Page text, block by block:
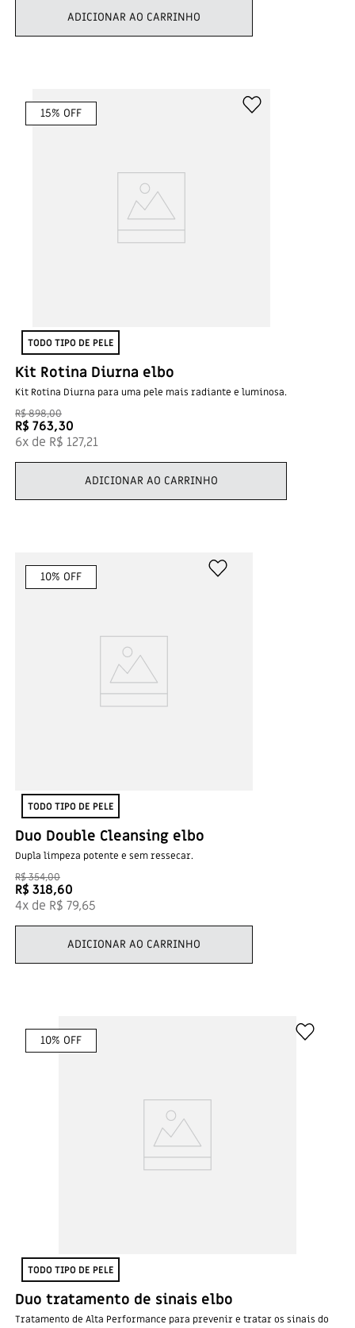
ADICIONAR AO CARRINHO
15% OFF
TODO TIPO DE PELE
Kit Rotina Diurna elbo
Kit Rotina Diurna para uma pele mais radiante e luminosa.
R$898,00
R$ 763,30
6x de R$ 127,21
ADICIONAR AO CARRINHO
10% OFF
TODO TIPO DE PELE
Duo Double Cleansing elbo
Dupla limpeza potente e sem ressecar.
R$354,00
R$ 318,60
4x de R$ 79,65
ADICIONAR AO CARRINHO
10% OFF
TODO TIPO DE PELE
Duo tratamento de sinais elbo
Tratamento de Alta Performance para prevenir e tratar os sinais do